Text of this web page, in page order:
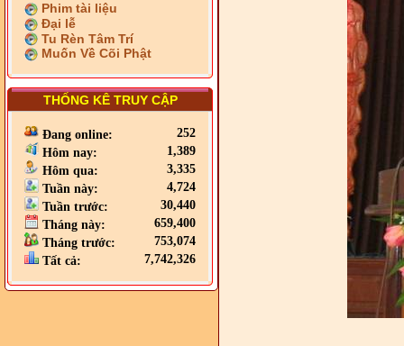
Phim tài liệu
Đại lễ
Tu Rèn Tâm Trí
Muốn Về Cõi Phật
THỐNG KÊ TRUY CẬP
Đang online:
252
Hôm nay:
1,389
Hôm qua:
3,335
Tuần này:
4,724
Tuần trước:
30,440
Tháng này:
659,400
Tháng trước:
753,074
Tất cả:
7,742,326